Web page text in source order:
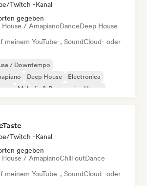
Twitch -Kanal
gegeben
/ AmapianoDanceDeep House
meinem YouTube-, SoundCloud- oder
/ Downtempo
Deep House
Electronica
Melodic & Progressive House
Twitch -Kanal
gegeben
/ AmapianoChill outDance
meinem YouTube-, SoundCloud- oder